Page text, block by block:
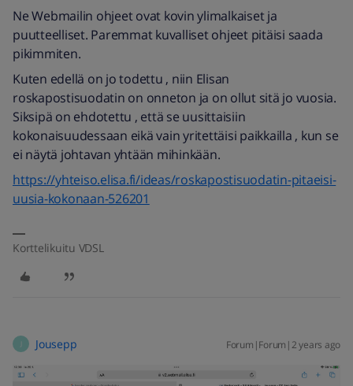
Ne Webmailin ohjeet ovat kovin ylimalkaiset ja
puutteelliset. Paremmat kuvalliset ohjeet pitäisi saada
pikimmiten.
Kuten edellä on jo todettu , niin Elisan
roskapostisuodatin on onneton ja on ollut sitä jo vuosia.
Siksipä on ehdotettu , että se uusittaisiin
kokonaisuudessaan eikä vain yritettäisi paikkailla , kun se
ei näytä johtavan yhtään mihinkään.
https://yhteiso.elisa.fi/ideas/roskapostisuodatin-pitaeisi-
uusia-kokonaan-526201
Korttelikuitu VDSL
Jousepp Forum|Forum|2 years ago